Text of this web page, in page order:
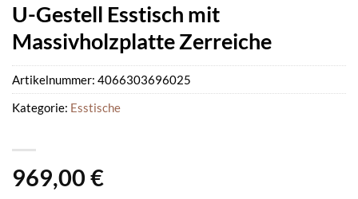
U-Gestell Esstisch mit
Massivholzplatte Zerreiche
969,00 €
Artikelnummer: 4066303696025
Kategorie: Esstische